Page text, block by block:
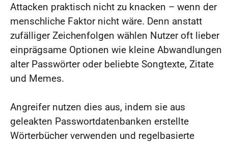
Attacken praktisch nicht zu knacken – wenn der
menschliche Faktor nicht wäre. Denn anstatt
zufälliger Zeichenfolgen wählen Nutzer oft lieber
einprägsame Optionen wie kleine Abwandlungen
alter Passwörter oder beliebte Songtexte, Zitate
und Memes.
Angreifer nutzen dies aus, indem sie aus
geleakten Passwortdatenbanken erstellte
Wörterbücher verwenden und regelbasierte